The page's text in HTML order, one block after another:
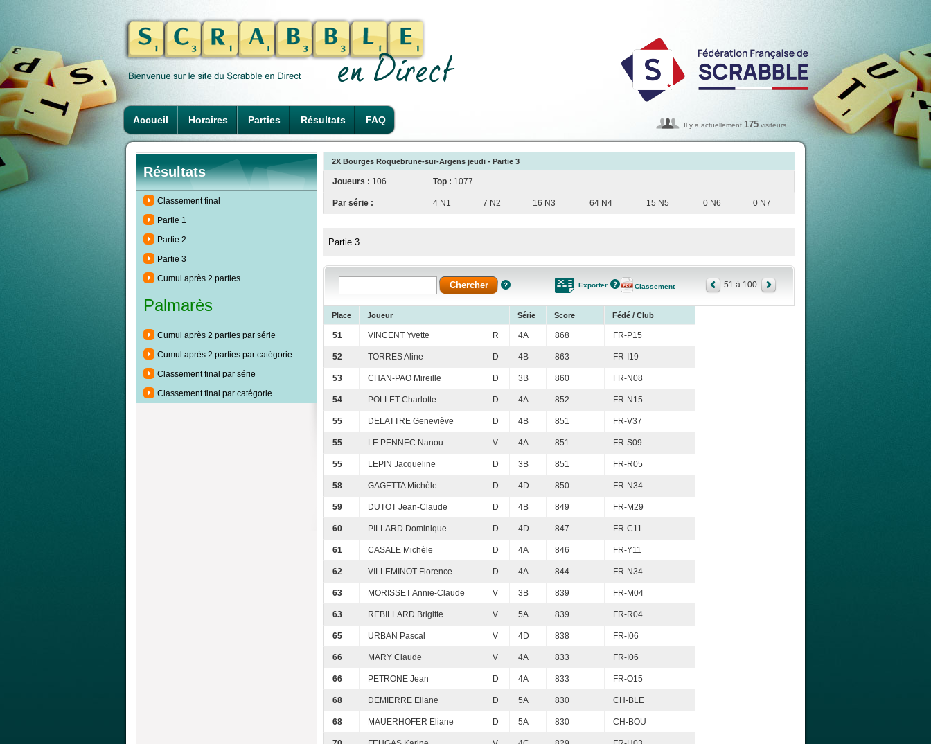
Accueil Horaires Parties Résultats FAQ Il y a actuellement 175 visiteurs
Résultats
Classement final
Partie 1
Partie 2
Partie 3
Cumul après 2 parties
Palmarès
Cumul après 2 parties par série
Cumul après 2 parties par catégorie
Classement final par série
Classement final par catégorie
2X Bourges Roquebrune-sur-Argens jeudi - Partie 3
Joueurs : 106 Top : 1077
Par série : 4 N1 7 N2 16 N3 64 N4 15 N5 0 N6 0 N7
Partie 3
Exporter Classement 51 à 100
Place Joueur Série Score Fédé / Club
51 VINCENT Yvette R 4A 868 FR-P15
52 TORRES Aline D 4B 863 FR-I19
53 CHAN-PAO Mireille D 3B 860 FR-N08
54 POLLET Charlotte D 4A 852 FR-N15
55 DELATTRE Geneviève D 4B 851 FR-V37
55 LE PENNEC Nanou V 4A 851 FR-S09
55 LEPIN Jacqueline D 3B 851 FR-R05
58 GAGETTA Michèle D 4D 850 FR-N34
59 DUTOT Jean-Claude D 4B 849 FR-M29
60 PILLARD Dominique D 4D 847 FR-C11
61 CASALE Michèle D 4A 846 FR-Y11
62 VILLEMINOT Florence D 4A 844 FR-N34
63 MORISSET Annie-Claude V 3B 839 FR-M04
63 REBILLARD Brigitte V 5A 839 FR-R04
65 URBAN Pascal V 4D 838 FR-I06
66 MARY Claude V 4A 833 FR-I06
66 PETRONE Jean D 4A 833 FR-O15
68 DEMIERRE Eliane D 5A 830 CH-BLE
68 MAUERHOFER Eliane D 5A 830 CH-BOU